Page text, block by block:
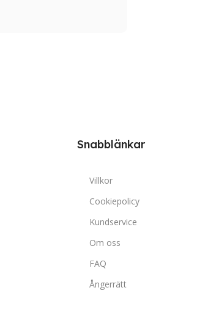
Snabblänkar
Villkor
Cookiepolicy
Kundservice
Om oss
FAQ
Ångerrätt